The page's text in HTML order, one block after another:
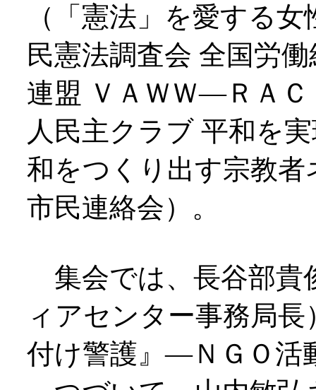
（「憲法」を愛する
民憲法調査会 全国労
連盟 ＶＡＷＷ―ＲＡ
人民主クラブ 平和を
和をつくり出す宗教
市民連絡会）。
集会では、長谷部貴
ィアセンター事務局
付け警護』―ＮＧＯ活